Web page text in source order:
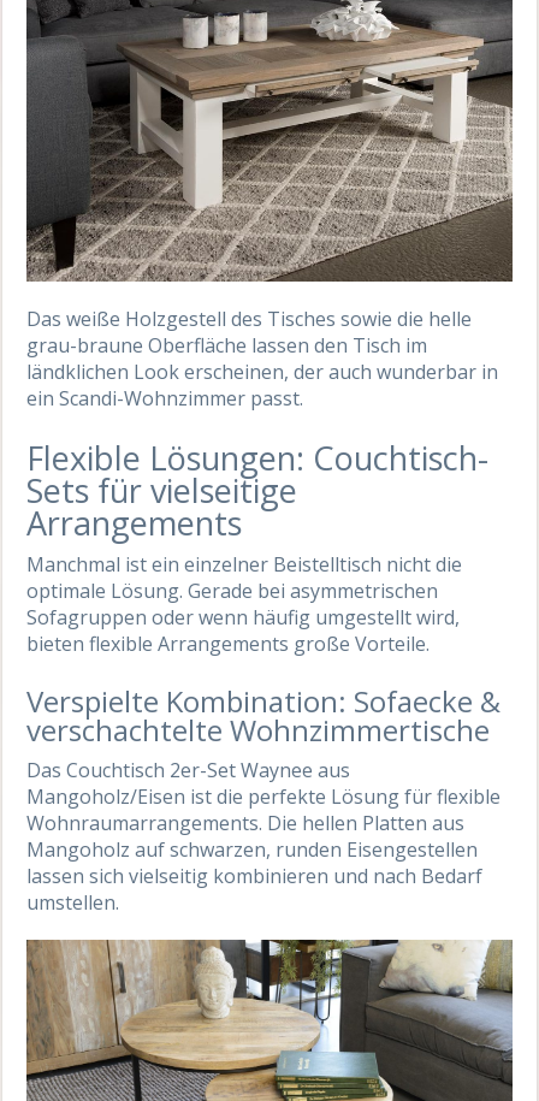
Das weiße Holzgestell des Tisches sowie die helle
grau-braune Oberfläche lassen den Tisch im
ländklichen Look erscheinen, der auch wunderbar in
ein Scandi-Wohnzimmer passt.
Flexible Lösungen: Couchtisch-
Sets für vielseitige
Arrangements
Manchmal ist ein einzelner Beistelltisch nicht die
optimale Lösung. Gerade bei asymmetrischen
Sofagruppen oder wenn häufig umgestellt wird,
bieten flexible Arrangements große Vorteile.
Verspielte Kombination: Sofaecke &
verschachtelte Wohnzimmertische
Das Couchtisch 2er-Set Waynee aus
Mangoholz/Eisen ist die perfekte Lösung für flexible
Wohnraumarrangements. Die hellen Platten aus
Mangoholz auf schwarzen, runden Eisengestellen
lassen sich vielseitig kombinieren und nach Bedarf
umstellen.